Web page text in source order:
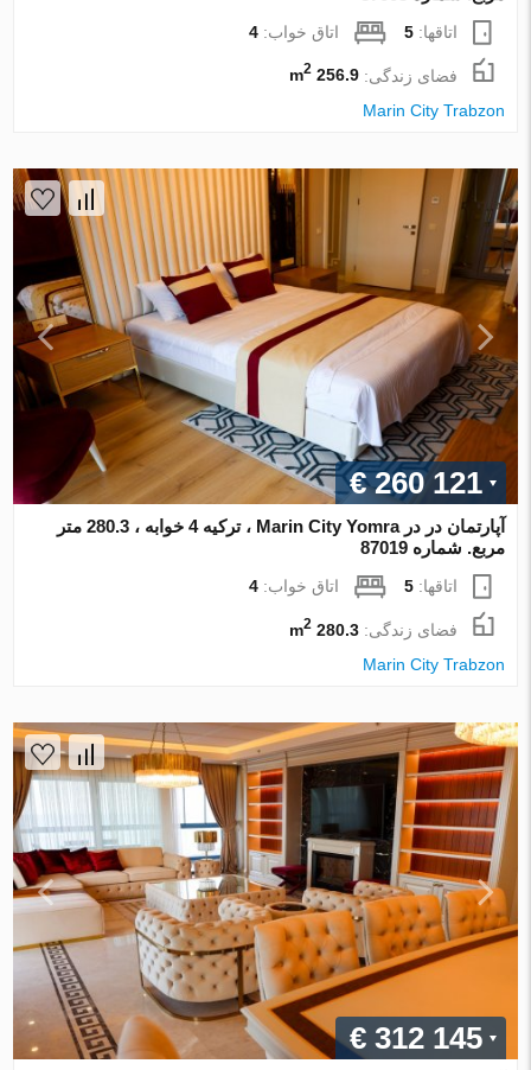
اتاقها:5 اتاق خواب:4
فضای زندگی:256.9 m
2
Marin City Trabzon
€ 260 121
آپارتمان در در Marin City Yomra ، ترکیه 4 خوابه ، 280.3 متر
مربع. شماره 87019
اتاقها:5 اتاق خواب:4
فضای زندگی:280.3 m
2
Marin City Trabzon
€ 312 145